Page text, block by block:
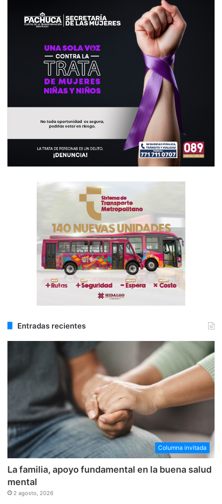
Entradas recientes
Columna invitada
La familia, apoyo fundamental en la buena salud
mental
2 agosto, 2026